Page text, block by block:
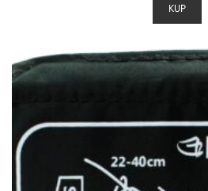
KUP